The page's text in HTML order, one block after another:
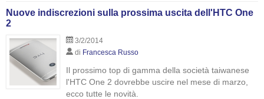
Nuove indiscrezioni sulla prossima uscita dell'HTC One
2
3/2/2014
di Francesca Russo
Il prossimo top di gamma della società taiwanese
l'HTC One 2 dovrebbe uscire nel mese di marzo,
ecco tutte le novità.